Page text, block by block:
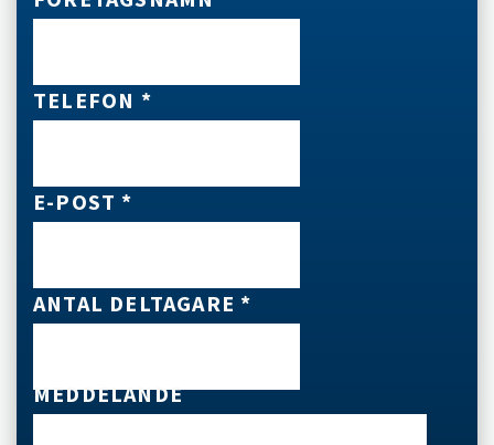
TELEFON *
E-POST *
ANTAL DELTAGARE *
MEDDELANDE